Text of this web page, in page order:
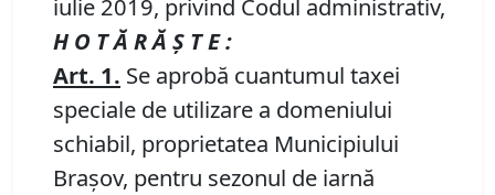
iulie 2019, privind Codul administrativ,
H O T Ă R Ă Ş T E :
Art. 1. Se aprobă cuantumul taxei
speciale de utilizare a domeniului
schiabil, proprietatea Municipiului
Braşov, pentru sezonul de iarnă